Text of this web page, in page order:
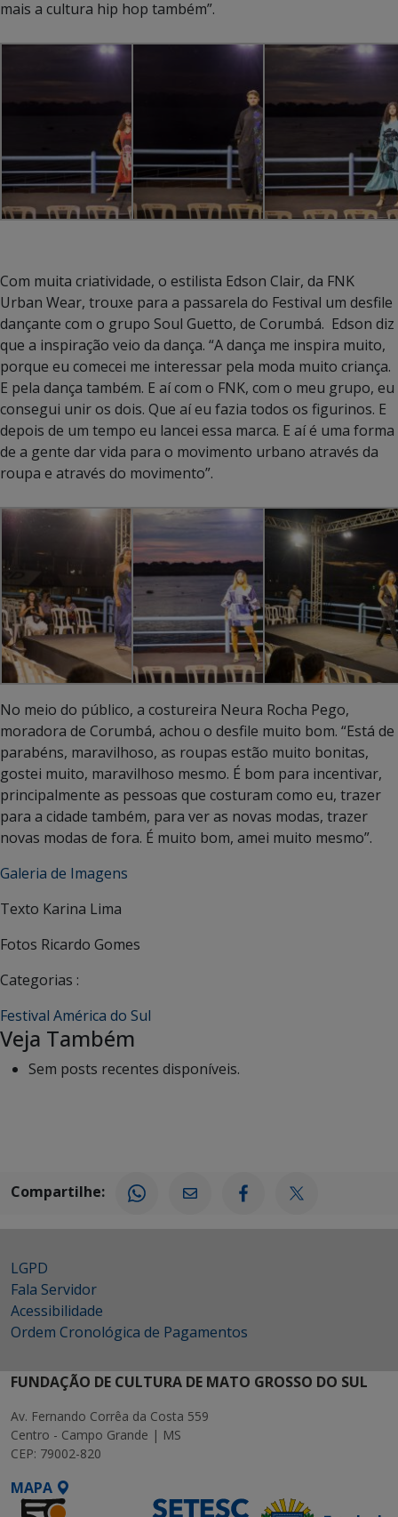
mais a cultura hip hop também”.
Com muita criatividade, o estilista Edson Clair, da FNK
Urban Wear, trouxe para a passarela do Festival um desfile
dançante com o grupo Soul Guetto, de Corumbá. Edson diz
que a inspiração veio da dança. “A dança me inspira muito,
porque eu comecei me interessar pela moda muito criança.
E pela dança também. E aí com o FNK, com o meu grupo, eu
consegui unir os dois. Que aí eu fazia todos os figurinos. E
depois de um tempo eu lancei essa marca. E aí é uma forma
de a gente dar vida para o movimento urbano através da
roupa e através do movimento”.
No meio do público, a costureira Neura Rocha Pego,
moradora de Corumbá, achou o desfile muito bom. “Está de
parabéns, maravilhoso, as roupas estão muito bonitas,
gostei muito, maravilhoso mesmo. É bom para incentivar,
principalmente as pessoas que costuram como eu, trazer
para a cidade também, para ver as novas modas, trazer
novas modas de fora. É muito bom, amei muito mesmo”.
Galeria de Imagens
Texto Karina Lima
Fotos Ricardo Gomes
Categorias :
Festival América do Sul
Veja Também
Sem posts recentes disponíveis.
Compartilhe:
LGPD
Fala Servidor
Acessibilidade
Ordem Cronológica de Pagamentos
FUNDAÇÃO DE CULTURA DE MATO GROSSO DO SUL
Av. Fernando Corrêa da Costa 559
Centro - Campo Grande | MS
CEP: 79002-820
MAPA